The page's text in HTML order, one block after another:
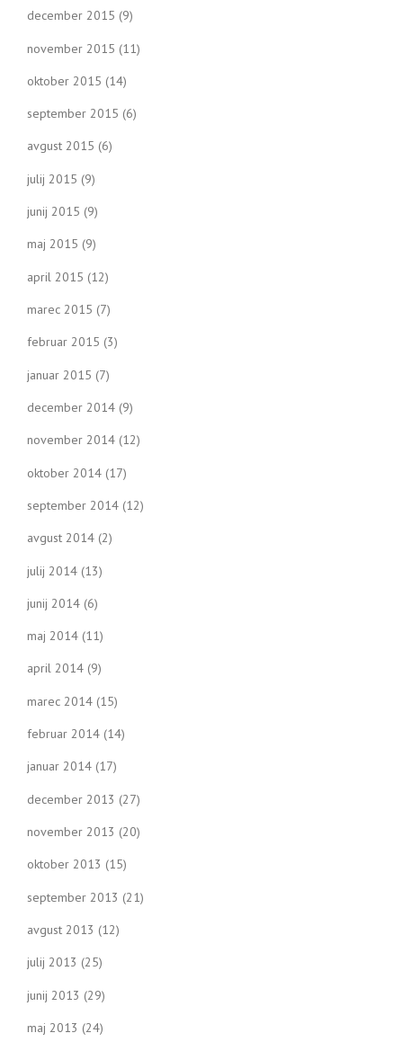
december 2015 (9)
november 2015 (11)
oktober 2015 (14)
september 2015 (6)
avgust 2015 (6)
julij 2015 (9)
junij 2015 (9)
maj 2015 (9)
april 2015 (12)
marec 2015 (7)
februar 2015 (3)
januar 2015 (7)
december 2014 (9)
november 2014 (12)
oktober 2014 (17)
september 2014 (12)
avgust 2014 (2)
julij 2014 (13)
junij 2014 (6)
maj 2014 (11)
april 2014 (9)
marec 2014 (15)
februar 2014 (14)
januar 2014 (17)
december 2013 (27)
november 2013 (20)
oktober 2013 (15)
september 2013 (21)
avgust 2013 (12)
julij 2013 (25)
junij 2013 (29)
maj 2013 (24)